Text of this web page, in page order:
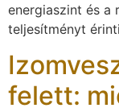
energiaszint és a
teljesítményt
felett: